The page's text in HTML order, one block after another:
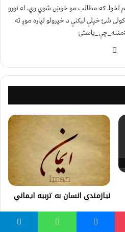
لخوا. که مطالب مو خوښ شوي وي، له نورو
شئ خپلې لیکنې د خپرولو لپاره موږ ته
نيازمندي انسان به تربيه ايماني